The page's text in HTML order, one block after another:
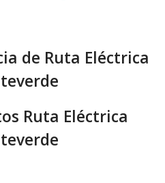
de Ruta Eléctrica
Ruta Eléctrica